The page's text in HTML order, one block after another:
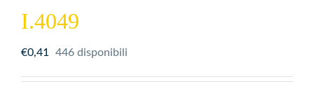
I.4049
€0,41 446 disponibili